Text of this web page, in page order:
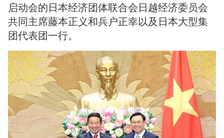
启动会的日本经济团体联合会日越经济委员会
共同主席藤本正义和兵户正幸以及日本大型集
团代表团一行。